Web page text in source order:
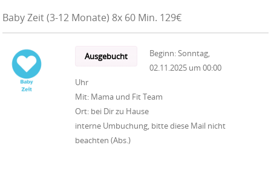
Baby Zeit (3-12 Monate) 8x 60 Min. 129€
Ausgebucht Beginn:Sonntag,
02.11.2025 um 00:00
Uhr
Mit: Mama und Fit Team
Ort: bei Dir zu Hause
interne Umbuchung, bitte diese Mail nicht
beachten (Abs.)